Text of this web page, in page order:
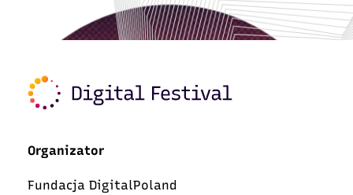
Organizator
Fundacja DigitalPoland